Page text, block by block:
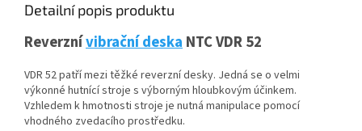
Detailní popis produktu
Reverznívibrační deskaNTC VDR 52
VDR 52 patří mezi těžké reverzní desky. Jedná se o velmi
výkonné hutnící stroje s výborným hloubkovým účinkem.
Vzhledem k hmotnosti stroje je nutná manipulace pomocí
vhodného zvedacího prostředku.